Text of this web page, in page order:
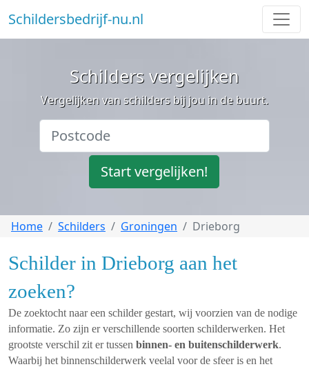
Schildersbedrijf-nu.nl
Schilders vergelijken
Vergelijken van schilders bij jou in de buurt.
Start vergelijken!
Home Schilders Groningen Drieborg
Schilder in Drieborg aan het
zoeken?
De zoektocht naar een schilder gestart, wij voorzien van de nodige
informatie. Zo zijn er verschillende soorten schilderwerken. Het
grootste verschil zit er tussen binnen- en buitenschilderwerk.
Waarbij het binnenschilderwerk veelal voor de sfeer is en het